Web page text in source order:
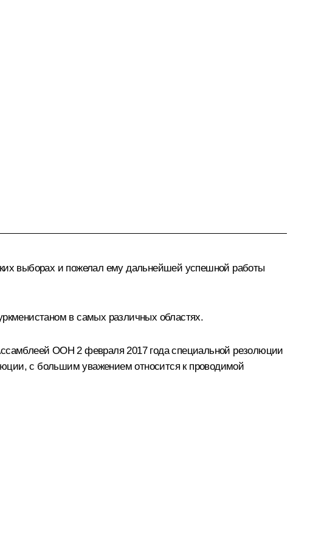
выборах и пожелал ему дальнейшей успешной работы
в самых различных областях.
ООН 2 февраля 2017 года специальной резолюции
с большим уважением относится к проводимой